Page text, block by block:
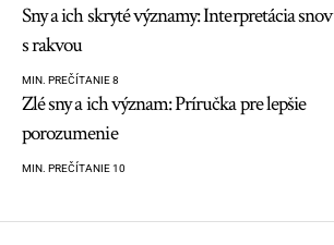
Sny a ich skryté významy: Interpretácia snov
s rakvou
MIN. PREČÍTANIE 8
Zlé sny a ich význam: Príručka pre lepšie
porozumenie
MIN. PREČÍTANIE 10